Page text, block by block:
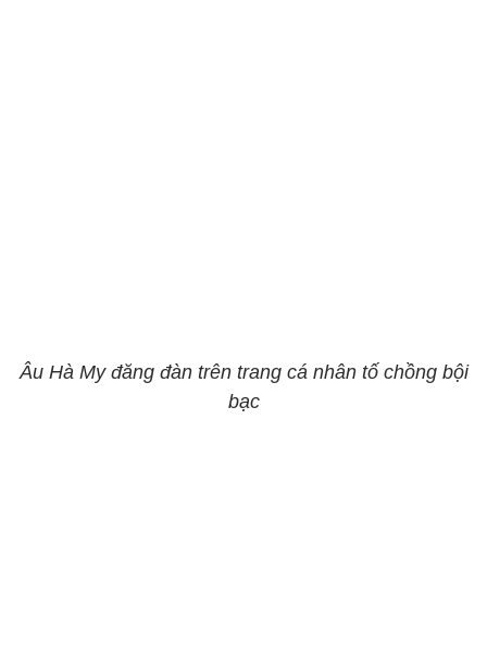
Âu Hà My đăng đàn trên trang cá nhân tố chồng bội
bạc